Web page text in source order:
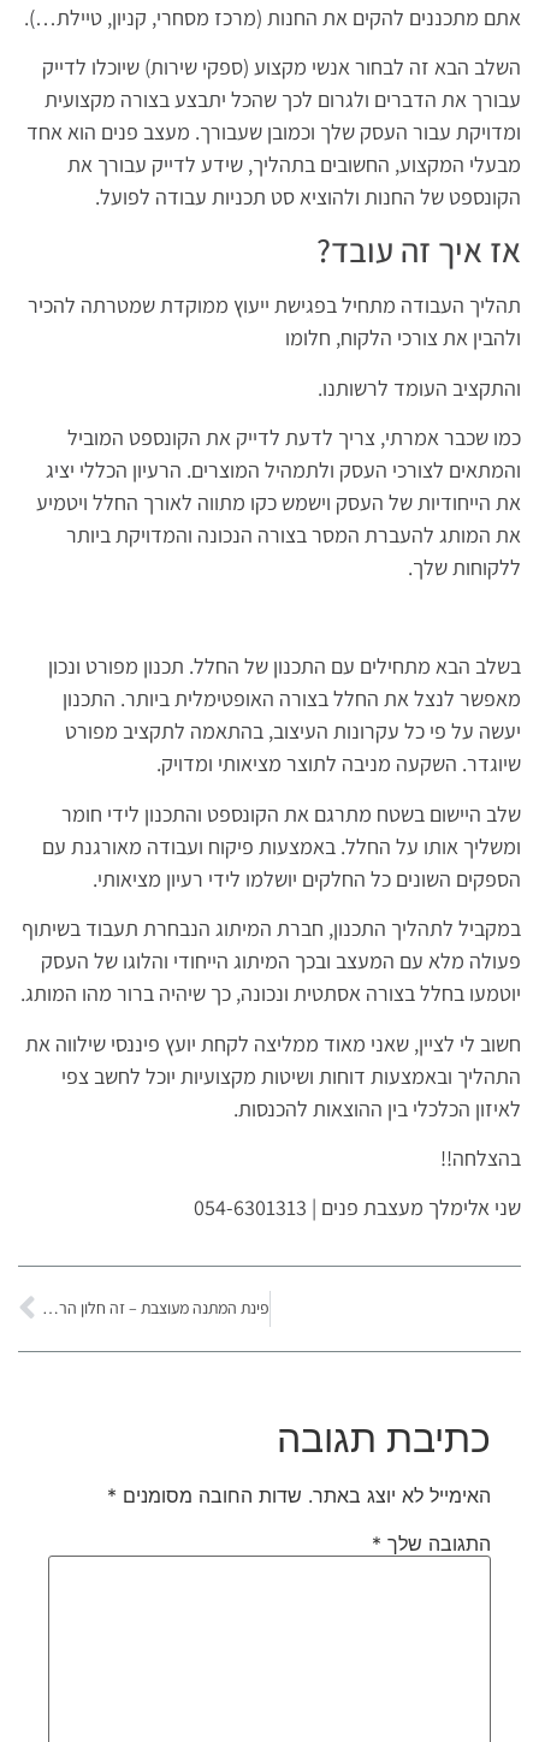
אתם מתכננים להקים את החנות (מרכז מסחרי, קניון, טיילת…).
השלב הבא זה לבחור אנשי מקצוע (ספקי שירות) שיוכלו לדייק
עבורך את הדברים ולגרום לכך שהכל יתבצע בצורה מקצועית
ומדויקת עבור העסק שלך וכמובן שעבורך. מעצב פנים הוא אחד
מבעלי המקצוע, החשובים בתהליך, שידע לדייק עבורך את
הקונספט של החנות ולהוציא סט תכניות עבודה לפועל.
אז איך זה עובד?
תהליך העבודה מתחיל בפגישת ייעוץ ממוקדת שמטרתה להכיר
ולהבין את צורכי הלקוח, חלומו
והתקציב העומד לרשותנו.
כמו שכבר אמרתי, צריך לדעת לדייק את הקונספט המוביל
והמתאים לצורכי העסק ולתמהיל המוצרים. הרעיון הכללי יציג
את הייחודיות של העסק וישמש כקו מתווה לאורך החלל ויטמיע
את המותג להעברת המסר בצורה הנכונה והמדויקת ביותר
ללקוחות שלך.
בשלב הבא מתחילים עם התכנון של החלל. תכנון מפורט ונכון
מאפשר לנצל את החלל בצורה האופטימלית ביותר. התכנון
יעשה על פי כל עקרונות העיצוב, בהתאמה לתקציב מפורט
שיוגדר. השקעה מניבה לתוצר מציאותי ומדויק.
שלב היישום בשטח מתרגם את הקונספט והתכנון לידי חומר
ומשליך אותו על החלל. באמצעות פיקוח ועבודה מאורגנת עם
הספקים השונים כל החלקים יושלמו לידי רעיון מציאותי.
במקביל לתהליך התכנון, חברת המיתוג הנבחרת תעבוד בשיתוף
פעולה מלא עם המעצב ובכך המיתוג הייחודי והלוגו של העסק
יוטמעו בחלל בצורה אסתטית ונכונה, כך שיהיה ברור מהו המותג.
חשוב לי לציין, שאני מאוד ממליצה לקחת יועץ פיננסי שילווה את
התהליך ובאמצעות דוחות ושיטות מקצועיות יוכל לחשב צפי
לאיזון הכלכלי בין ההוצאות להכנסות.
בהצלחה!!
שני אלימלך מעצבת פנים | 054-6301313
פינת המתנה מעוצבת – זה חלון הראווה
כתיבת תגובה
האימייל לא יוצג באתר. שדות החובה מסומנים *
התגובה שלך *